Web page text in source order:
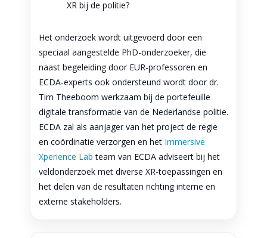
XR bij de politie?
Het onderzoek wordt uitgevoerd door een
speciaal aangestelde PhD-onderzoeker, die
naast begeleiding door EUR-professoren en
ECDA-experts ook ondersteund wordt door dr.
Tim Theeboom werkzaam bij de portefeuille
digitale transformatie van de Nederlandse politie.
ECDA zal als aanjager van het project de regie
en coördinatie verzorgen en het Immersive
Xperience Lab team van ECDA adviseert bij het
veldonderzoek met diverse XR-toepassingen en
het delen van de resultaten richting interne en
externe stakeholders.